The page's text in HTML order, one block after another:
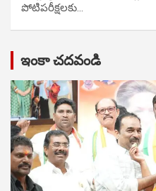
పోటిప‌రీక్ష‌ల‌కు…
ఇంకా చదవండి